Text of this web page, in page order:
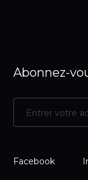
Abonnez-
Facebook